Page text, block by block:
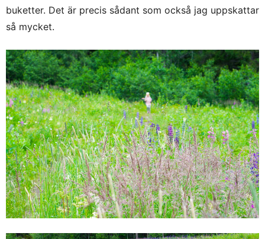
buketter. Det är precis sådant som också jag uppskattar
så mycket.